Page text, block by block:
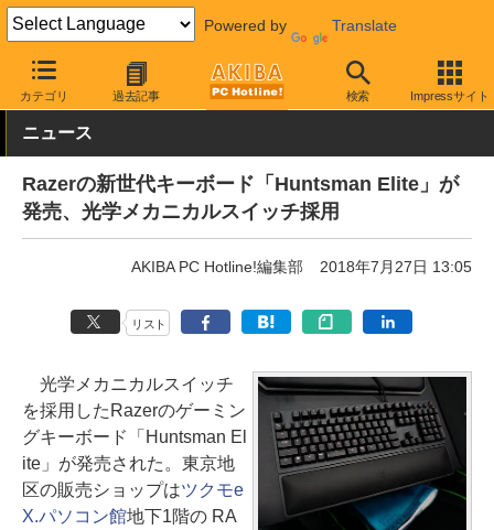
Powered by Translate
カテゴリ 過去記事 検索 Impressサイト
AKIBA PC Hotline! PC周辺機器 キーボード Razer
ニュース
Razerの新世代キーボード「Huntsman Elite」が
発売、光学メカニカルスイッチ採用
AKIBA PC Hotline!編集部 2018年7月27日 13:05
リスト
光学メカニカルスイッチ
を採用したRazerのゲーミン
グキーボード「Huntsman El
ite」が発売された。東京地
区の販売ショップはツクモe
X.パソコン館地下1階の RA